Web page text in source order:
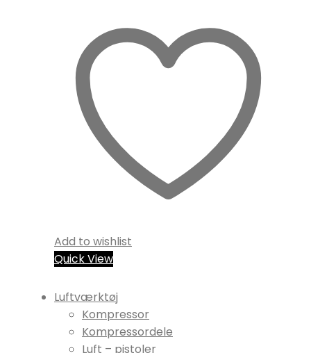
Add to wishlist
Quick View
Luftværktøj
Kompressor
Kompressordele
Luft – pistoler